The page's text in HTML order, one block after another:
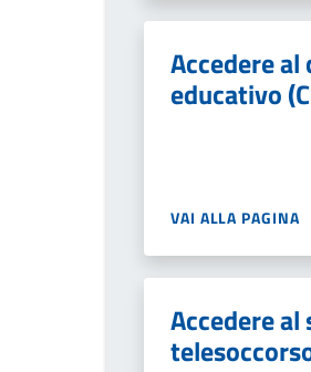
Accedere
educativo
VAI ALLA PAGINA
Accedere